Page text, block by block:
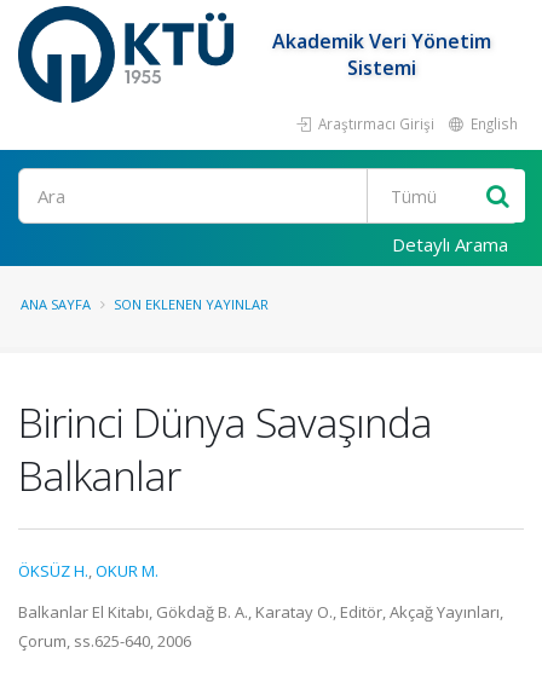
Akademik Veri Yönetim
Sistemi
Araştırmacı Girişi English
Ara
Detaylı Arama
ANA SAYFA SON EKLENEN YAYINLAR
Birinci Dünya Savaşında
Balkanlar
ÖKSÜZ H.,OKUR M.
Balkanlar El Kitabı, Gökdağ B. A., Karatay O., Editör, Akçağ Yayınları,
Çorum, ss.625-640, 2006